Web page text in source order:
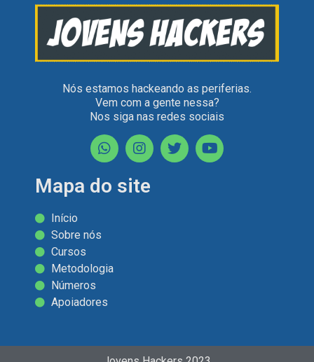
Nós estamos hackeando as periferias.
Vem com a gente nessa?
Nos siga nas redes sociais
Mapa do site
Início
Sobre nós
Cursos
Metodologia
Números
Apoiadores